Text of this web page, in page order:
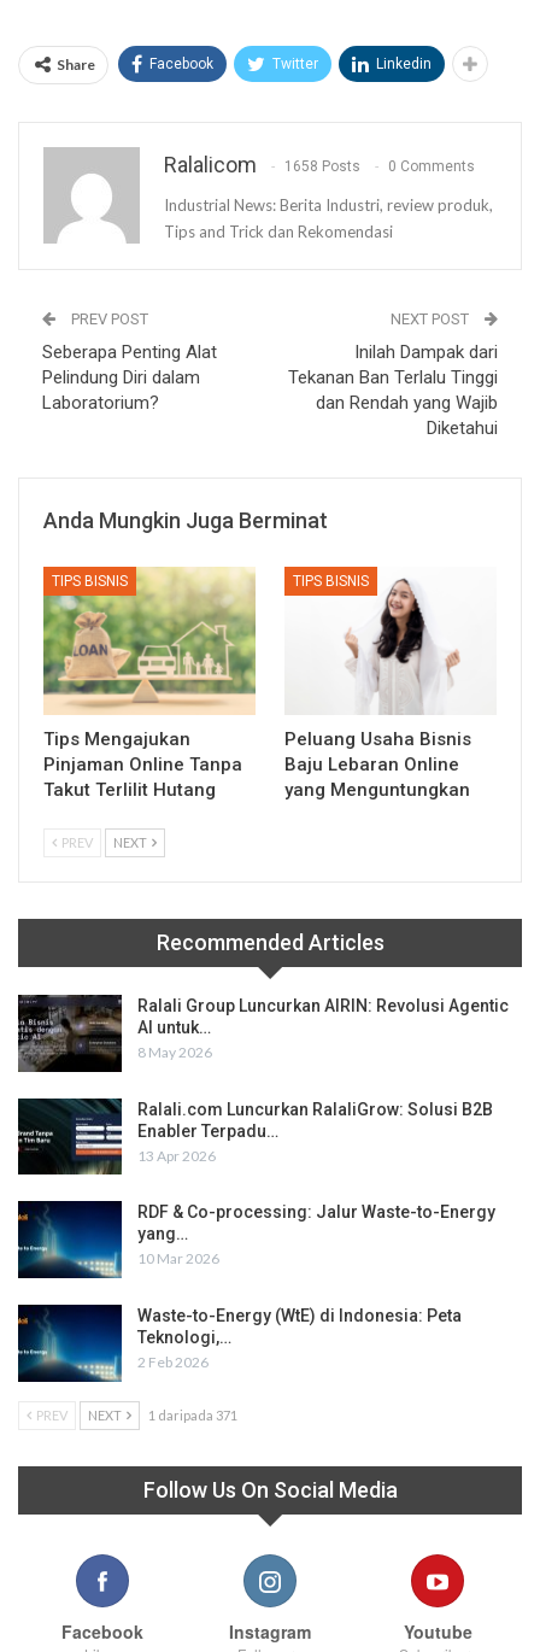
Share Facebook Twitter Linkedin
Ralalicom 1658 Posts 0 Comments
Industrial News: Berita Industri, review produk,
Tips and Trick dan Rekomendasi
PREV POST
Seberapa Penting Alat
Pelindung Diri dalam
Laboratorium?
NEXT POST
Inilah Dampak dari
Tekanan Ban Terlalu Tinggi
dan Rendah yang Wajib
Diketahui
Anda Mungkin Juga Berminat
TIPS BISNIS
Tips Mengajukan
Pinjaman Online Tanpa
Takut Terlilit Hutang
TIPS BISNIS
Peluang Usaha Bisnis
Baju Lebaran Online
yang Menguntungkan
PREV NEXT
Recommended Articles
Ralali Group Luncurkan AIRIN: Revolusi Agentic
AI untuk…
8 May 2026
Ralali.com Luncurkan RalaliGrow: Solusi B2B
Enabler Terpadu…
13 Apr 2026
RDF & Co-processing: Jalur Waste-to-Energy
yang…
10 Mar 2026
Waste-to-Energy (WtE) di Indonesia: Peta
Teknologi,…
2 Feb 2026
PREV NEXT 1 daripada 371
Follow Us On Social Media
Facebook Instagram Youtube